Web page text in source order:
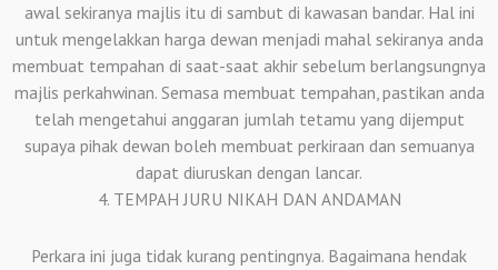
awal sekiranya majlis itu di sambut di kawasan bandar. Hal ini
untuk mengelakkan harga dewan menjadi mahal sekiranya anda
membuat tempahan di saat-saat akhir sebelum berlangsungnya
majlis perkahwinan. Semasa membuat tempahan, pastikan anda
telah mengetahui anggaran jumlah tetamu yang dijemput
supaya pihak dewan boleh membuat perkiraan dan semuanya
dapat diuruskan dengan lancar.
4. TEMPAH JURU NIKAH DAN ANDAMAN
Perkara ini juga tidak kurang pentingnya. Bagaimana hendak